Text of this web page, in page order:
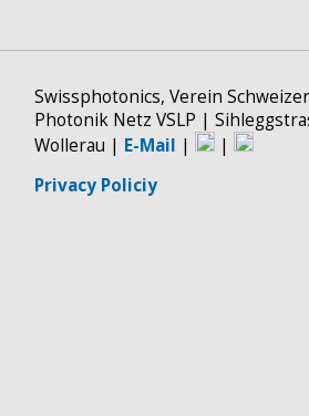
Swissphotonics, Verein
Photonik Netz VSLP |
Wollerau | E-Mail |
|
Privacy Policiy